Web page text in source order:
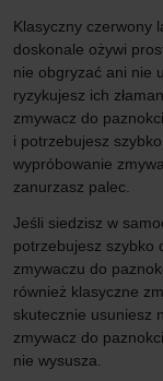
Klasyczny czerwony
doskonale ożywi
nie obgryzać ani nie
ryzykujesz ich
zmywacz do
i potrzebujesz
wypróbowanie
zanurzasz palec.
Jeśli siedzisz w
potrzebujesz szybko
zmywaczu do
również klasyczne
skutecznie usuniesz
zmywacz do
nie wysusza.